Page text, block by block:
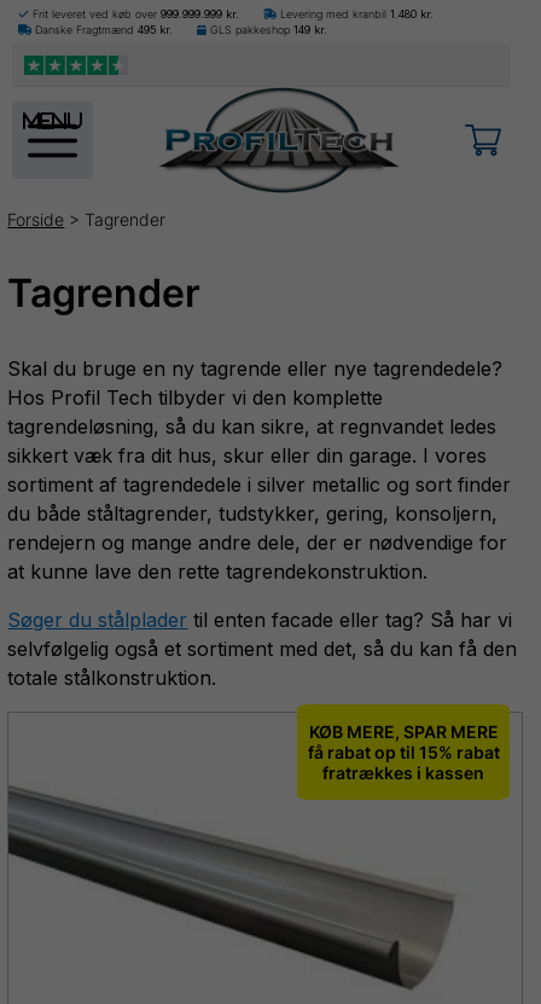
Frit leveret ved køb over 999.999.999 kr. Levering med kranbil 1.480 kr.
Danske Fragtmænd 495 kr. GLS pakkeshop 149 kr.
menu
Forside > Tagrender
Tagrender
Skal du bruge en ny tagrende eller nye tagrendedele?
Hos Profil Tech tilbyder vi den komplette
tagrendeløsning, så du kan sikre, at regnvandet ledes
sikkert væk fra dit hus, skur eller din garage. I vores
sortiment af tagrendedele i silver metallic og sort finder
du både ståltagrender, tudstykker, gering, konsoljern,
rendejern og mange andre dele, der er nødvendige for
at kunne lave den rette tagrendekonstruktion.
Søger du stålplader til enten facade eller tag? Så har vi
selvfølgelig også et sortiment med det, så du kan få den
totale stålkonstruktion.
KØB MERE, SPAR MERE
få rabat op til 15% rabat
fratrækkes i kassen